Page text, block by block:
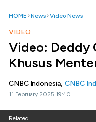
HOME News Video News
VIDEO
Video: Deddy
Khusus
CNBC Indonesia, CNBC
11 February 2025 19:40
Related